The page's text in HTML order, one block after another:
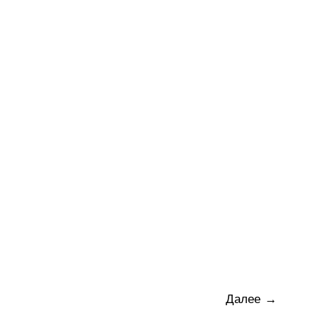
Далее →